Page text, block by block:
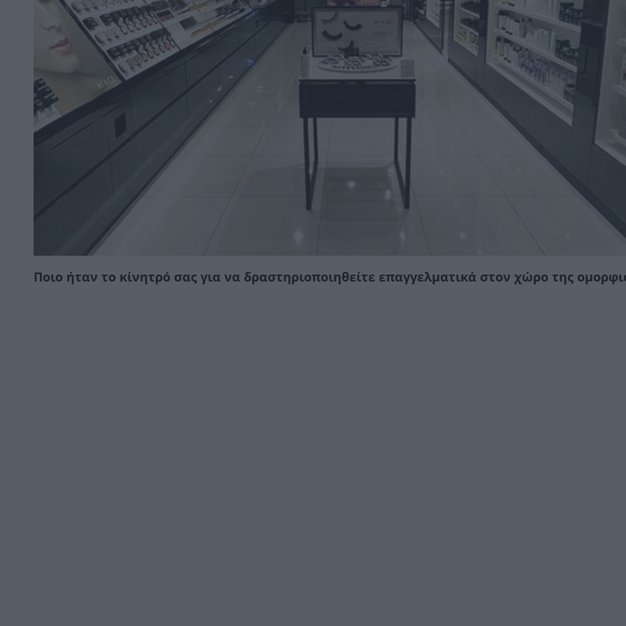
Ποιο ήταν το κίνητρό σας για να δραστηριοποιηθείτε επαγγελματικά στον χώρο της